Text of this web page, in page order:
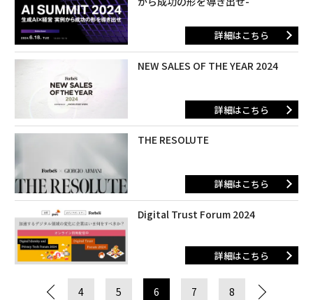
詳細はこちら
NEW SALES OF THE YEAR 2024
詳細はこちら
THE RESOLUTE
詳細はこちら
Digital Trust Forum 2024
詳細はこちら
4 5 6 7 8